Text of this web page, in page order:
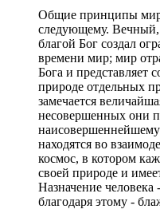
Общие принципы
следующему.
благой Бог создал
времени мир; мир
Бога и представляет
природе отдельных
замечается
несовершенных они
наисовершеннейшему
находятся во
космос, в котором
своей природе и
Назначение человека
благодаря этому -